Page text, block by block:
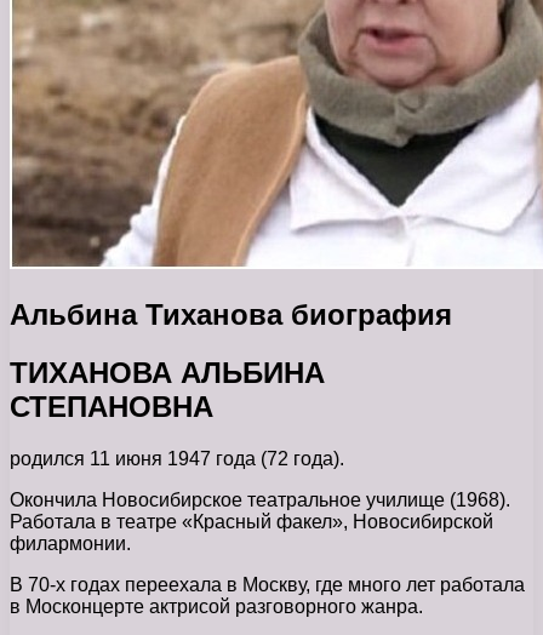
Альбина Тиханова биография
ТИХАНОВА АЛЬБИНА
СТЕПАНОВНА
родился 11 июня 1947 года (72 года).
Окончила Новосибирское театральное училище (1968).
Работала в театре «Красный факел», Новосибирской
филармонии.
В 70-х годах переехала в Москву, где много лет работала
в Москонцерте актрисой разговорного жанра.